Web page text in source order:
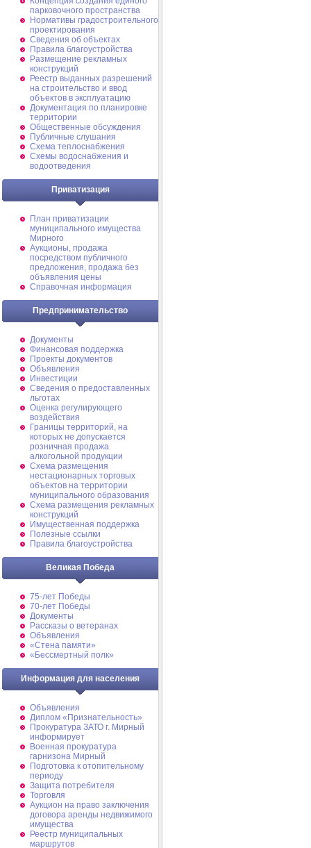
парковочного пространства
Нормативы градостроительного
проектирования
Сведения об объектах
Правила благоустройства
Размещение рекламных
конструкций
Реестр выданных разрешений
на строительство и ввод
объектов в эксплуатацию
Документация по планировке
территории
Общественные обсуждения
Публичные слушания
Схема теплоснабжения
Схемы водоснабжения и
водоотведения
Приватизация
План приватизации
муниципального имущества
Мирного
Аукционы, продажа
посредством публичного
предложения, продажа без
объявления цены
Справочная информация
Предпринимательство
Документы
Финансовая поддержка
Проекты документов
Объявления
Инвестиции
Сведения о предоставленных
льготах
Оценка регулирующего
воздействия
Границы территорий, на
которых не допускается
розничная продажа
алкогольной продукции
Схема размещения
нестационарных торговых
объектов на территории
муниципального образования
Схема размещения рекламных
конструкций
Имущественная поддержка
Полезные ссылки
Правила благоустройства
Великая Победа
75-лет Победы
70-лет Победы
Документы
Рассказы о ветеранах
Объявления
«Стена памяти»
«Бессмертный полк»
Информация для населения
Объявления
Диплом «Признательность»
Прокуратура ЗАТО г. Мирный
информирует
Военная прокуратура
гарнизона Мирный
Подготовка к отопительному
периоду
Защита потребителя
Торговля
Аукцион на право заключения
договора аренды недвижимого
имущества
Реестр муниципальных
маршрутов